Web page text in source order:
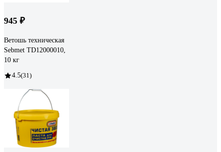
945 ₽
Ветошь техническая
Sebmet TD12000010,
10 кг
4.5(31)